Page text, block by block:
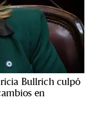
Bullrich culpó
en